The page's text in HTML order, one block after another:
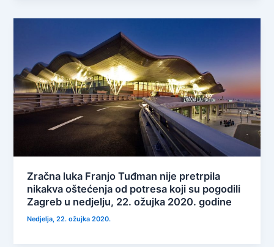
Zračna luka Franjo Tuđman nije pretrpila
nikakva oštećenja od potresa koji su pogodili
Zagreb u nedjelju, 22. ožujka 2020. godine
Nedjelja, 22. ožujka 2020.